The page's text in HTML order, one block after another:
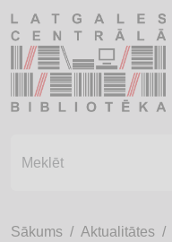
Sākums Aktualitātes